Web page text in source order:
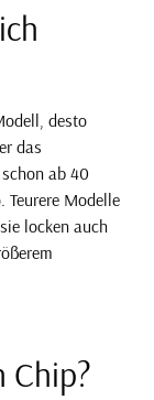
desto
das
ab 40
Modelle
locken auch
Chip?